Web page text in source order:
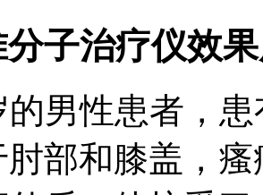
分子治疗仪效
的男性患者，
部和膝盖，